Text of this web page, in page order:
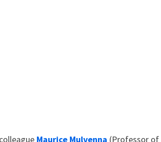
Maurice Mulvenna (Professor of